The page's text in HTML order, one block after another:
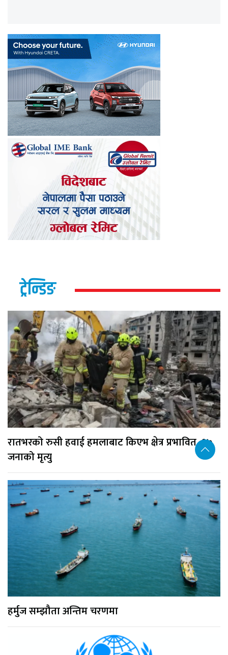
ट्रेन्डिङ
रातभरको रुसी हवाई हमलाबाट किएभ क्षेत्र प्रभावित, १७
जनाको मृत्यु
हर्मुज सम्झौता अन्तिम चरणमा